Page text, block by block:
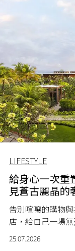
LIFESTYLE
給身心一次重
見蒼古麗晶的
告別喧嚷的購物
店，給自己一場
25.07.2026